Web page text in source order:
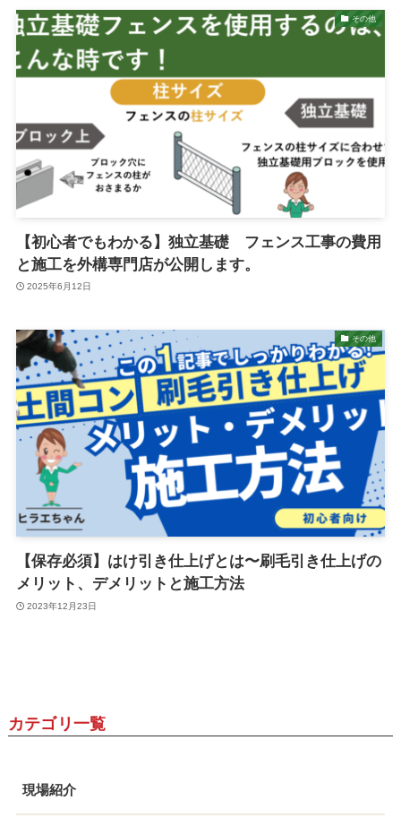
その他
【初心者でもわかる】独立基礎 フェンス工事の費用
と施工を外構専門店が公開します。
2025年6月12日
その他
【保存必須】はけ引き仕上げとは〜刷毛引き仕上げの
メリット、デメリットと施工方法
2023年12月23日
カテゴリ一覧
現場紹介